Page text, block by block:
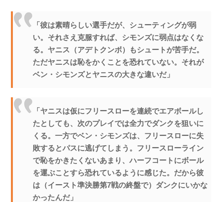
「彼は素晴らしい選手だが、シューティングが弱
い。それさえ克服すれば、シモンズに弱点はなくな
る。ヤニス（アデトクンボ）もシュートが苦手だ。
ただヤニスは恥をかくことを恐れていない。それが
ベン・シモンズとヤニスの大きな違いだ」
「ヤニスは仮にフリースローを連続でエアボールし
たとしても、次のプレイでは全力でダンクを狙いに
くる。一方でベン・シモンズは、フリースローに失
敗するとパスに逃げてしまう。フリースローライン
で恥をかきたくないあまり、ハーフコートにボール
を運ぶことすら恐れているように感じた。だから彼
は（イースト準決勝第7戦の終盤で）ダンクにいかな
かったんだ」